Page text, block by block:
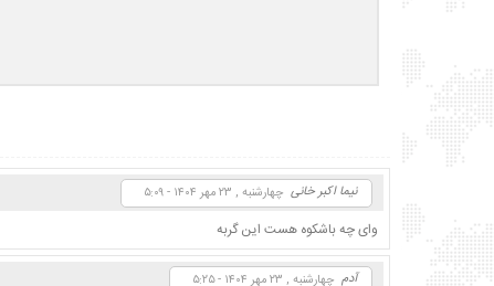
نیما اکبر خانی چهارشنبه , ۲۳ مهر ۱۴۰۴ - ۵:۰۹
وای چه باشکوه هست این گربه
آدم چهارشنبه , ۲۳ مهر ۱۴۰۴ - ۵:۲۵